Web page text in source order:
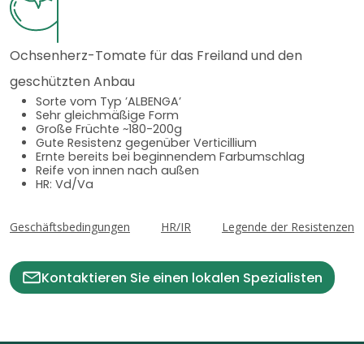
Ochsenherz-Tomate für das Freiland und den
geschützten Anbau
Sorte vom Typ ’ALBENGA’
Sehr gleichmäßige Form
Große Früchte ~180-200g
Gute Resistenz gegenüber Verticillium
Ernte bereits bei beginnendem Farbumschlag
Reife von innen nach außen
HR: Vd/Va
Geschäftsbedingungen HR/IR Legende der Resistenzen
Kontaktieren Sie einen lokalen Spezialisten